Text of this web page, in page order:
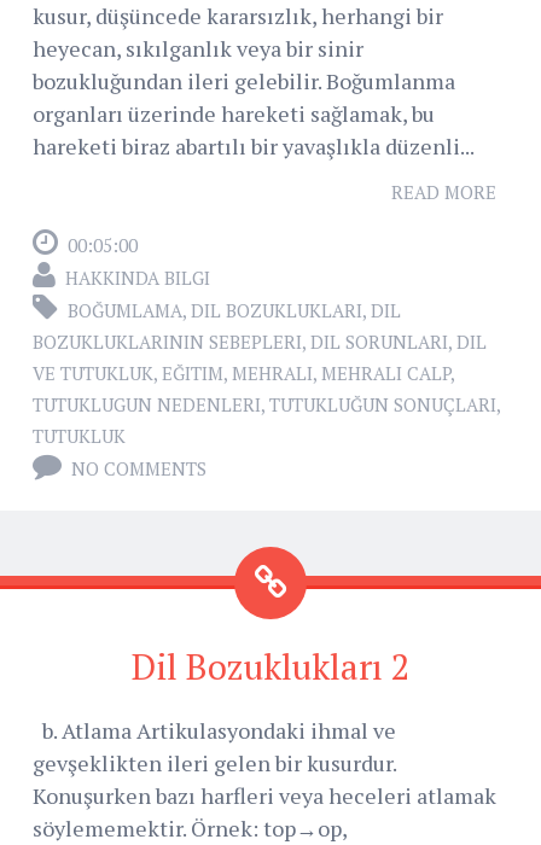
kusur, düşüncede kararsızlık, herhangi bir
heyecan, sıkılganlık veya bir sinir
bozukluğundan ileri gelebilir. Boğumlanma
organları üzerinde hareketi sağlamak, bu
hareketi biraz abartılı bir yavaşlıkla düzenli...
READ MORE
00:05:00
HAKKINDA BILGI
BOĞUMLAMA, DIL BOZUKLUKLARI, DIL
BOZUKLUKLARININ SEBEPLERI, DIL SORUNLARI, DIL
VE TUTUKLUK, EĞITIM, MEHRALI, MEHRALI CALP,
TUTUKLUGUN NEDENLERI, TUTUKLUĞUN SONUÇLARI,
TUTUKLUK
NO COMMENTS
Dil Bozuklukları 2
b. Atlama Artikulasyondaki ihmal ve
gevşeklikten ileri gelen bir kusurdur.
Konuşurken bazı harfleri veya heceleri atlamak
söylememektir. Örnek: top→op,